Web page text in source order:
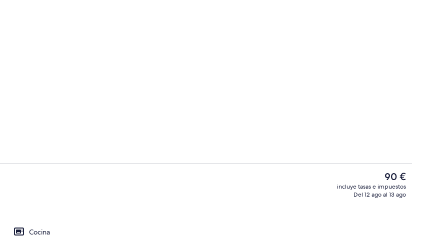
Jardines del alojamiento
Cocina
El
precio
actual
90 €
incluye tasas e impuestos
Del 12 ago al 13 ago